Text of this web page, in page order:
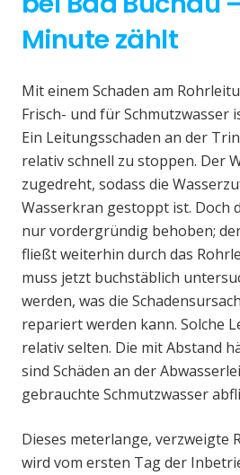
Minute zählt
Mit einem Schaden am
Frisch- und für Schmutzwasser
Ein Leitungsschaden an der
relativ schnell zu stoppen. Der
zugedreht, sodass die
Wasserkran gestoppt ist. Doch
nur vordergründig behoben;
fließt weiterhin durch das
muss jetzt buchstäblich
werden, was die
repariert werden kann. Solche
relativ selten. Die mit Abstand
sind Schäden an der
gebrauchte Schmutzwasser
Dieses meterlange, verzweigte
wird vom ersten Tag der